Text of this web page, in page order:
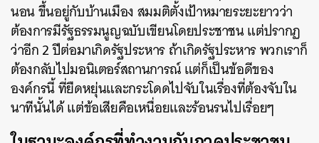
นอน ขึ้นอยู่กับบ้านเมือง สมมติตั้งเป้าหมายระยะยาวว่า
ต้องการมีรัฐธรรมนูญฉบับเขียนโดยประชาชน แต่ปรากฏ
ว่าอีก 2 ปีต่อมาเกิดรัฐประหาร ถ้าเกิดรัฐประหาร พวกเราก็
ต้องกลับไปมอนิเตอร์สถานการณ์ แต่ก็เป็นข้อดีของ
องค์กรนี้ ที่ยืดหยุ่นและกระโดดไปจับในเรื่องที่ต้องจับใน
นาทีนั้นได้ แต่ข้อเสียคือเหนื่อยและร้อนรนไปเรื่อยๆ